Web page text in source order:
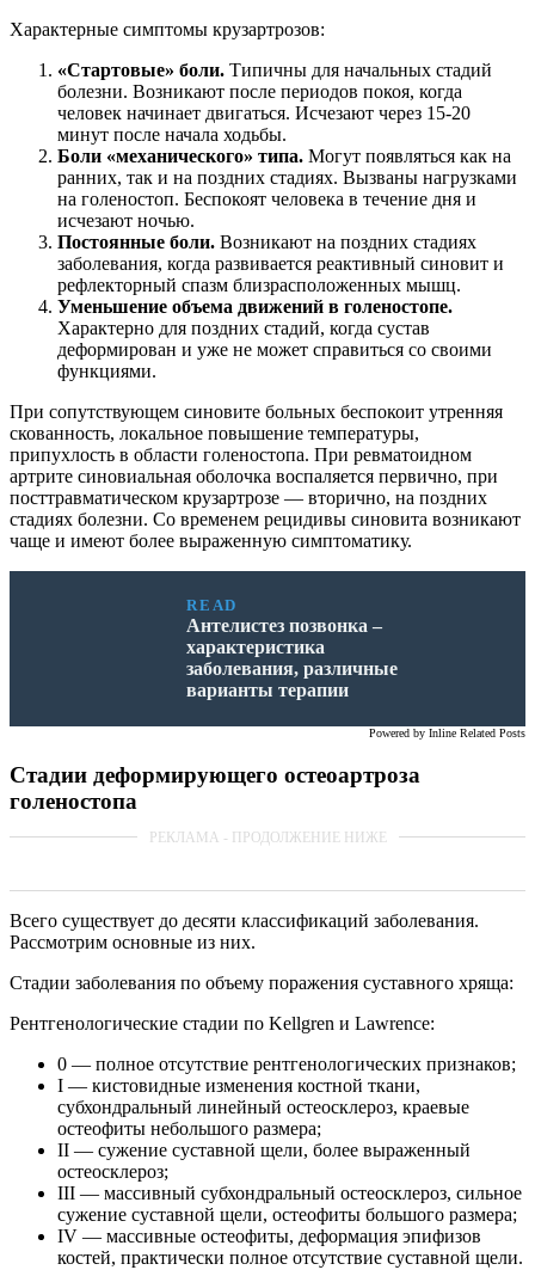
Характерные симптомы крузартрозов:
«Стартовые» боли. Типичны для начальных стадий
болезни. Возникают после периодов покоя, когда
человек начинает двигаться. Исчезают через 15-20
минут после начала ходьбы.
Боли «механического» типа. Могут появляться как на
ранних, так и на поздних стадиях. Вызваны нагрузками
на голеностоп. Беспокоят человека в течение дня и
исчезают ночью.
Постоянные боли. Возникают на поздних стадиях
заболевания, когда развивается реактивный синовит и
рефлекторный спазм близрасположенных мышц.
Уменьшение объема движений в голеностопе.
Характерно для поздних стадий, когда сустав
деформирован и уже не может справиться со своими
функциями.
При сопутствующем синовите больных беспокоит утренняя
скованность, локальное повышение температуры,
припухлость в области голеностопа. При ревматоидном
артрите синовиальная оболочка воспаляется первично, при
посттравматическом крузартрозе — вторично, на поздних
стадиях болезни. Со временем рецидивы синовита возникают
чаще и имеют более выраженную симптоматику.
READ
Антелистез позвонка –
характеристика
заболевания, различные
варианты терапии
Powered by Inline Related Posts
Стадии деформирующего остеоартроза
голеностопа
Всего существует до десяти классификаций заболевания.
Рассмотрим основные из них.
Стадии заболевания по объему поражения суставного хряща:
Рентгенологические стадии по Kellgren и Lawrence:
0 — полное отсутствие рентгенологических признаков;
І — кистовидные изменения костной ткани,
субхондральный линейный остеосклероз, краевые
остеофиты небольшого размера;
ІІ — сужение суставной щели, более выраженный
остеосклероз;
ІІІ — массивный субхондральный остеосклероз, сильное
сужение суставной щели, остеофиты большого размера;
ІV — массивные остеофиты, деформация эпифизов
костей, практически полное отсутствие суставной щели.